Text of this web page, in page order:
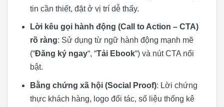
tin cần thiết, đặt ở vị trí dễ thấy.
Lời kêu gọi hành động (Call to Action – CTA)
rõ ràng: Sử dụng từ ngữ hành động mạnh mẽ
(“Đăng ký ngay“, “Tải Ebook“) và nút CTA nổi
bật.
Bằng chứng xã hội (Social Proof): Lời chứng
thực khách hàng, logo đối tác, số liệu thống kê